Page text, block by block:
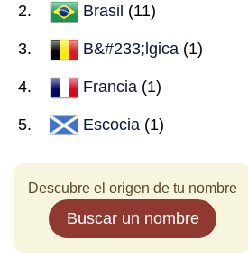
Brasil (11)
B&#233;lgica (1)
Francia (1)
Escocia (1)
Descubre el origen de tu nombre
Buscar un nombre